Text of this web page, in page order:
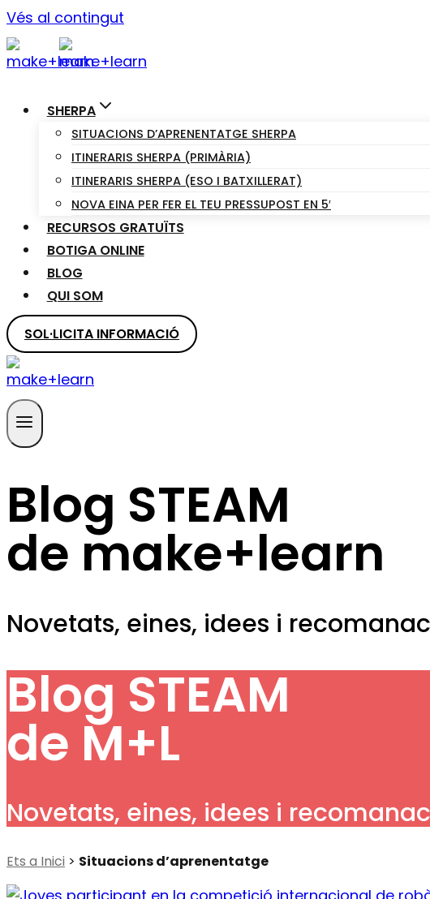
Vés al contingut
SHERPA
SITUACIONS D’APRENENTATGE SHERPA
ITINERARIS SHERPA (PRIMÀRIA)
ITINERARIS SHERPA (ESO I BATXILLERAT)
NOVA EINA PER FER EL TEU PRESSUPOST EN 5′
RECURSOS GRATUÏTS
BOTIGA ONLINE
BLOG
QUI SOM
SOL·LICITA INFORMACIÓ
Blog STEAM
de make+learn
Novetats, eines, idees i
Blog STEAM
de M+L
Novetats, eines, idees i
Ets a Inici > Situacions d’aprenentatge